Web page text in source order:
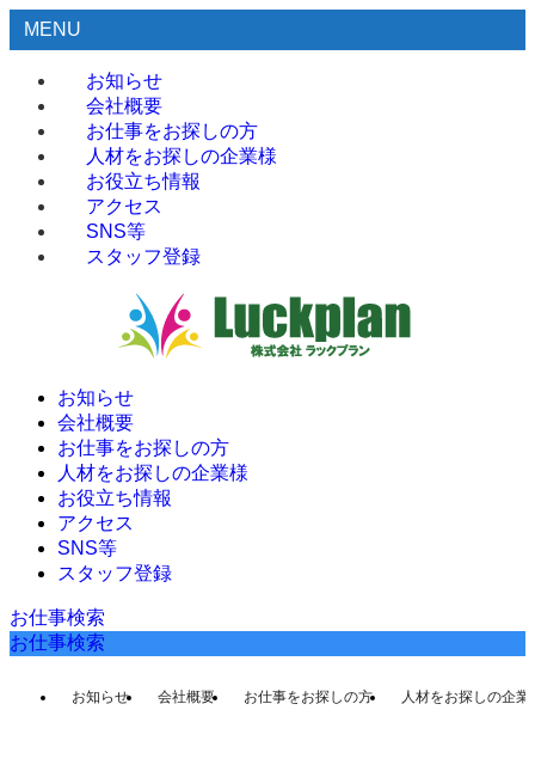
MENU
お知らせ
会社概要
お仕事をお探しの方
人材をお探しの企業様
お役立ち情報
アクセス
SNS等
スタッフ登録
お知らせ
会社概要
お仕事をお探しの方
人材をお探しの企業様
お役立ち情報
アクセス
SNS等
スタッフ登録
お仕事検索
お仕事検索
お知らせ 会社概要 お仕事をお探しの方 人材をお探しの企業